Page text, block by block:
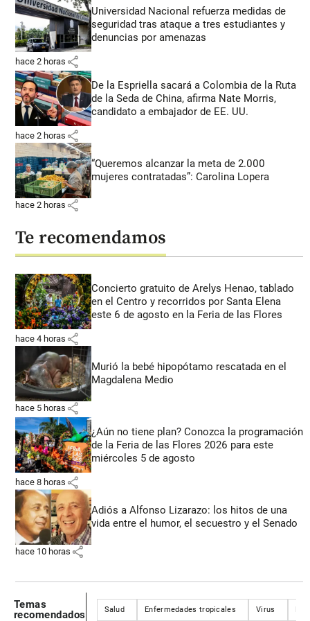
Universidad Nacional refuerza medidas de
seguridad tras ataque a tres estudiantes y
denuncias por amenazas
hace 2 horas share
De la Espriella sacará a Colombia de la Ruta
de la Seda de China, afirma Nate Morris,
candidato a embajador de EE. UU.
hace 2 horas share
“Queremos alcanzar la meta de 2.000
mujeres contratadas”: Carolina Lopera
hace 2 horas share
Te recomendamos
Concierto gratuito de Arelys Henao, tablado
en el Centro y recorridos por Santa Elena
este 6 de agosto en la Feria de las Flores
hace 4 horas share
Murió la bebé hipopótamo rescatada en el
Magdalena Medio
hace 5 horas share
¿Aún no tiene plan? Conozca la programación
de la Feria de las Flores 2026 para este
miércoles 5 de agosto
hace 8 horas share
Adiós a Alfonso Lizarazo: los hitos de una
vida entre el humor, el secuestro y el Senado
hace 10 horas share
Temas
recomendados
Salud Enfermedades tropicales Virus